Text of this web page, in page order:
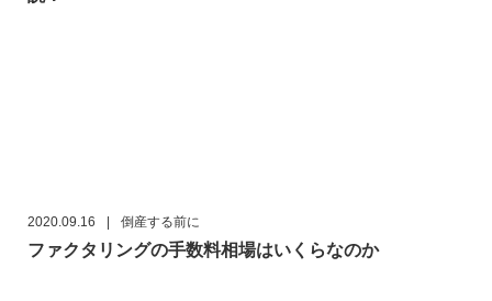
2020.09.16 | 倒産する前に
ファクタリングの手数料相場はいくらなのか